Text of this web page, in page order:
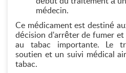
médecin.
Ce médicament est destiné
décision d'arrêter de fumer
au tabac importante. Le
soutien et un suivi médical
tabac.